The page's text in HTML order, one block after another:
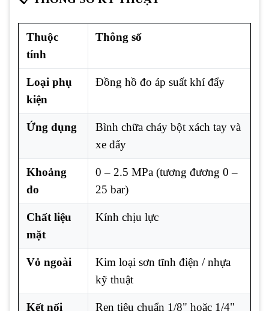
Thuộc
tính
Thông số
Loại phụ
kiện
Đồng hồ đo áp suất khí đẩy
Ứng dụng
Bình chữa cháy bột xách tay và
xe đẩy
Khoảng
đo
0 – 2.5 MPa (tương đương 0 –
25 bar)
Chất liệu
mặt
Kính chịu lực
Vỏ ngoài
Kim loại sơn tĩnh điện / nhựa
kỹ thuật
Kết nối
Ren tiêu chuẩn 1/8" hoặc 1/4"